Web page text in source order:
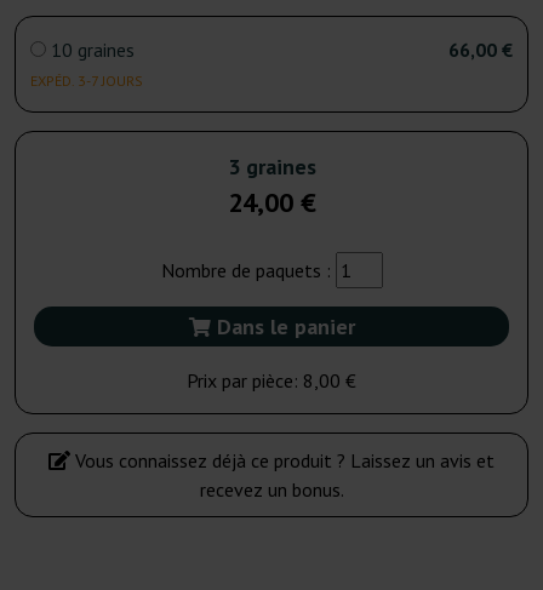
10 graines
EXPÉD. 3-7 JOURS
66,00 €
3 graines
24,00 €
Nombre de paquets :
Dans le panier
Prix par pièce: 8,00 €
Vous connaissez déjà ce produit ? Laissez un avis et
recevez un bonus.